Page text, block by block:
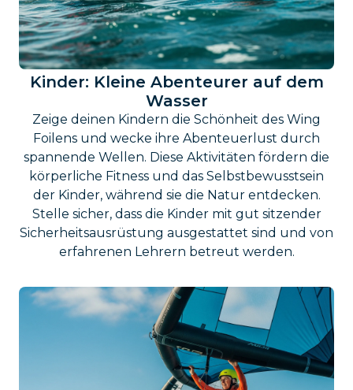
Kinder: Kleine Abenteurer auf dem
Wasser
Zeige deinen Kindern die Schönheit des Wing
Foilens und wecke ihre Abenteuerlust durch
spannende Wellen. Diese Aktivitäten fördern die
körperliche Fitness und das Selbstbewusstsein
der Kinder, während sie die Natur entdecken.
Stelle sicher, dass die Kinder mit gut sitzender
Sicherheitsausrüstung ausgestattet sind und von
erfahrenen Lehrern betreut werden.